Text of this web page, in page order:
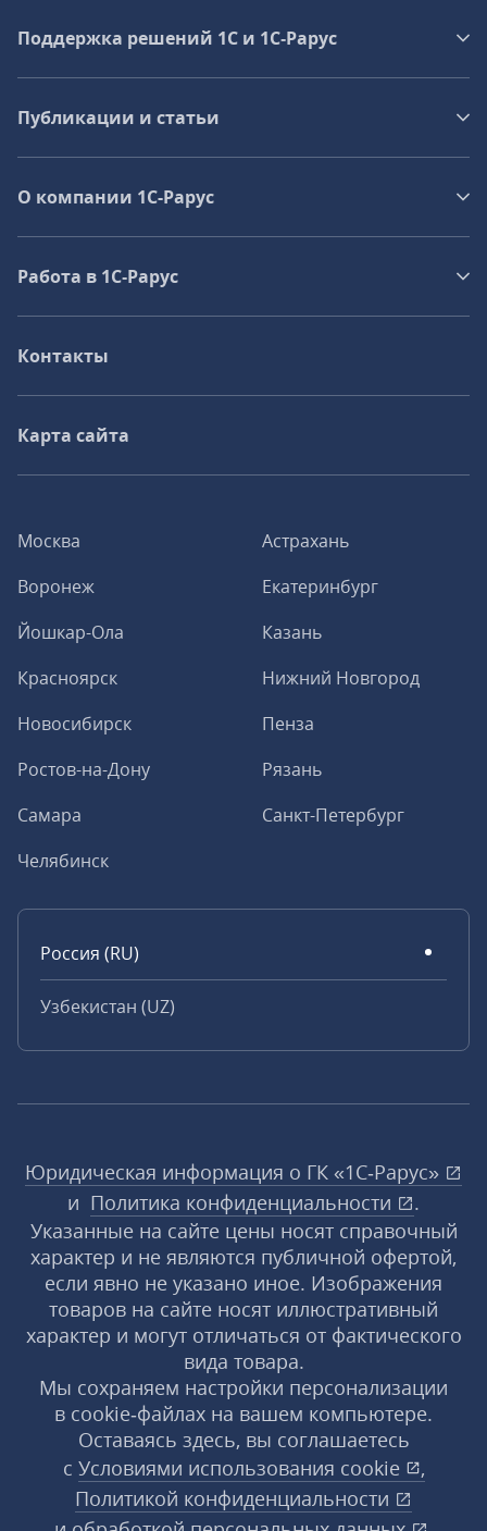
Москва
Астрахань
Воронеж
Екатеринбург
Йошкар-Ола
Казань
Красноярск
Нижний Новгород
Новосибирск
Пенза
Ростов-на-Дону
Рязань
Самара
Санкт-Петербург
Челябинск
Россия (RU)
Узбекистан (UZ)
Поддержка решений 1С и 1С‑Рарус
Публикации и статьи
О компании 1C-Рарус
Работа в 1С‑Рарус
Контакты
Карта сайта
Юридическая информация о ГК «1С‑Рарус»
и Политика конфиденциальности
.
Указанные на сайте цены носят справочный
характер и не являются публичной офертой,
если явно не указано иное. Изображения
товаров на сайте носят иллюстративный
характер и могут отличаться от фактического
вида товара.
Мы сохраняем настройки персонализации
в cookie‑файлах на вашем компьютере.
Оставаясь здесь, вы соглашаетесь
с Условиями использования cookie
,
Политикой конфиденциальности